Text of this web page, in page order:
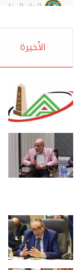
الأخيرة